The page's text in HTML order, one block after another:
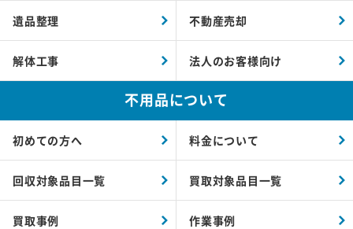
遺品整理 不動産売却
解体工事 法人のお客様向け
不用品について
初めての方へ 料金について
回収対象品目一覧 買取対象品目一覧
買取事例 作業事例